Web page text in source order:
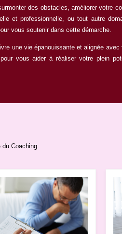
des obstacles, améliorer votre
et professionnelle, ou tout autre
vous soutenir dans cette démarche.
une vie épanouissante et alignée
vous aider à réaliser votre plein
du Coaching